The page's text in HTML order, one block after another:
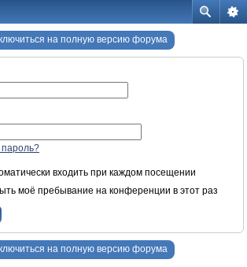
на полную версию форума
входить при каждом посещении
моё пребывание на конференции в этот раз
на полную версию форума